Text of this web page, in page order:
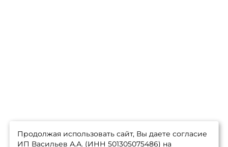
Продолжая использовать сайт, Вы даете согласие
ИП Васильев А.А. (ИНН 501305075486) на